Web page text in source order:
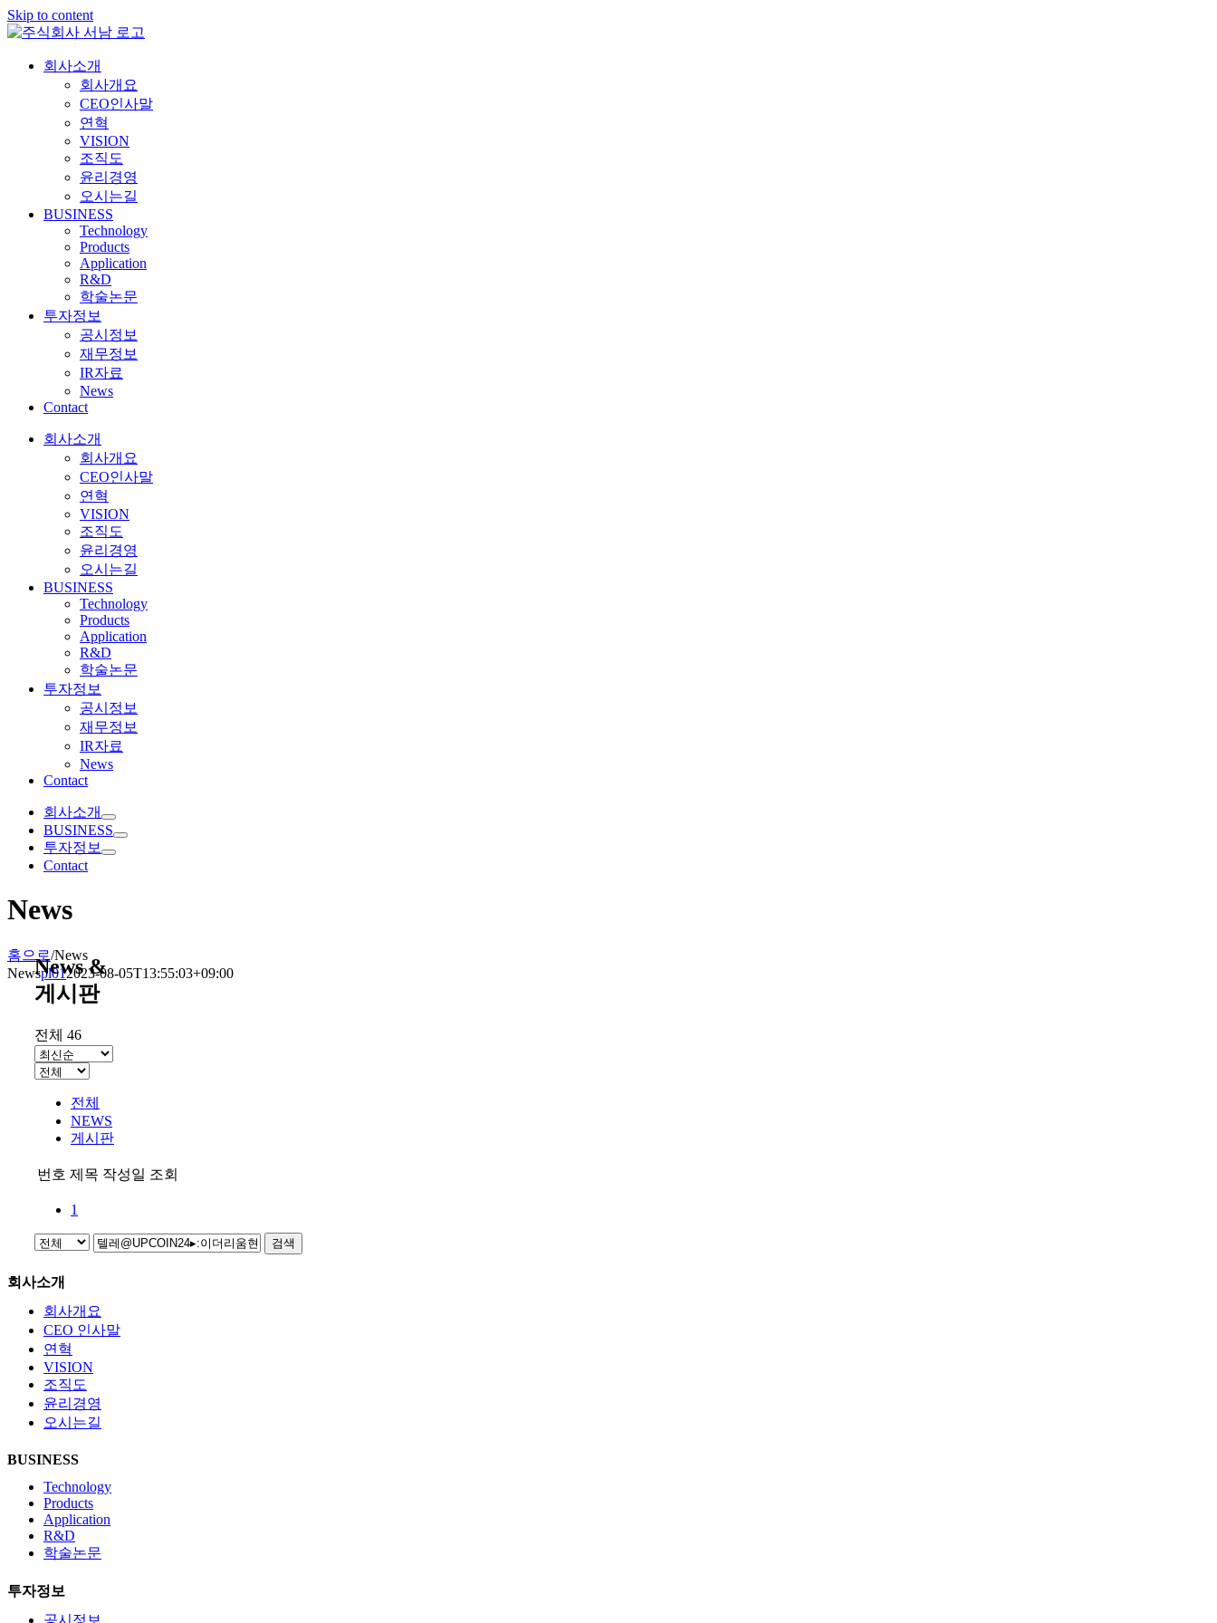
Skip to content
회사소개
회사개요
CEO인사말
연혁
VISION
조직도
윤리경영
오시는길
BUSINESS
Technology
Products
Application
R&D
학술논문
투자정보
공시정보
재무정보
IR자료
News
Contact
회사소개
회사개요
CEO인사말
연혁
VISION
조직도
윤리경영
오시는길
BUSINESS
Technology
Products
Application
R&D
학술논문
투자정보
공시정보
재무정보
IR자료
News
Contact
회사소개
BUSINESS
투자정보
Contact
News
홈으로/News
Newspl012023-08-05T13:55:03+09:00
News &
게시판
전체 46
전체
NEWS
게시판
번호 제목 작성일 조회
1
검색
회사소개
회사개요
CEO 인사말
연혁
VISION
조직도
윤리경영
오시는길
BUSINESS
Technology
Products
Application
R&D
학술논문
투자정보